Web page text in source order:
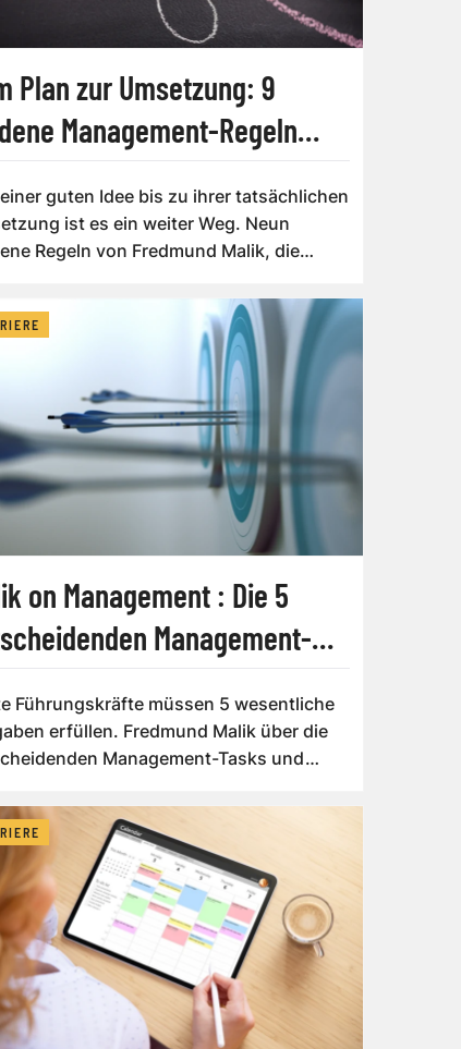
Plan zur Umsetzung: 9
Management-Regeln
guten Idee bis zu ihrer tatsächlichen
ist es ein weiter Weg. Neun
Regeln von Fredmund Malik, die
on Management : Die 5
Management-
Führungskräfte müssen 5 wesentliche
erfüllen. Fredmund Malik über die
Management-Tasks und